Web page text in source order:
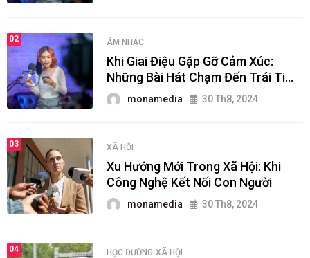
02 ÂM NHẠC
Khi Giai Điệu Gặp Gỡ Cảm Xúc:
Những Bài Hát Chạm Đến Trái Tim
Người Nghe
monamedia 30 Th8, 2024
03 XÃ HỘI
Xu Hướng Mới Trong Xã Hội: Khi
Công Nghệ Kết Nối Con Người
monamedia 30 Th8, 2024
04 HỌC ĐƯỜNG XÃ HỘI